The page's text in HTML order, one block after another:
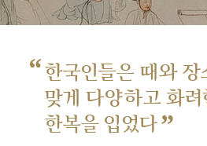
“한국인들은 때와 장
맞게 다양하고 화려
한복을 입었다”